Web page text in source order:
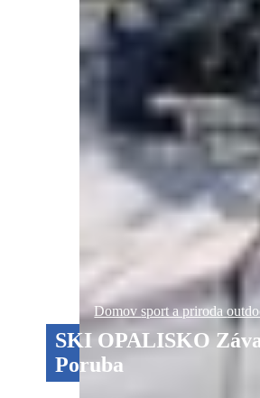
Domovsport a priroda
SKI OPALISKO
Poruba